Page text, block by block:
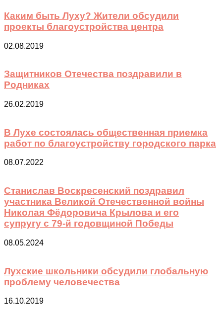
Каким быть Луху? Жители обсудили
проекты благоустройства центра
02.08.2019
Защитников Отечества поздравили в
Родниках
26.02.2019
В Лухе состоялась общественная приемка
работ по благоустройству городского парка
08.07.2022
Станислав Воскресенский поздравил
участника Великой Отечественной войны
Николая Фёдоровича Крылова и его
супругу с 79-й годовщиной Победы
08.05.2024
Лухские школьники обсудили глобальную
проблему человечества
16.10.2019